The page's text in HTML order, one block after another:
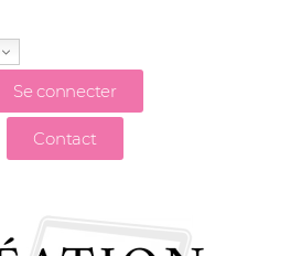
Se connecter
Contact